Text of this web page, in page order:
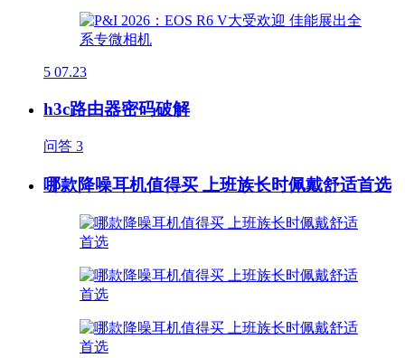
5 07.23
h3c路由器密码破解
问答 3
哪款降噪耳机值得买 上班族长时佩戴舒适首选